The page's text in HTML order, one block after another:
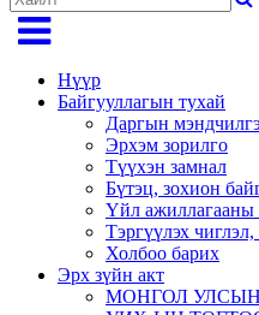
Нүүр
Байгууллагын тухай
Даргын
Эрхэм зорилго
Түүхэн замнал
Бүтэц, зохион
Үйл ажиллагааны
Тэргүүлэх
Холбоо барих
Эрх зүйн акт
МОНГОЛ